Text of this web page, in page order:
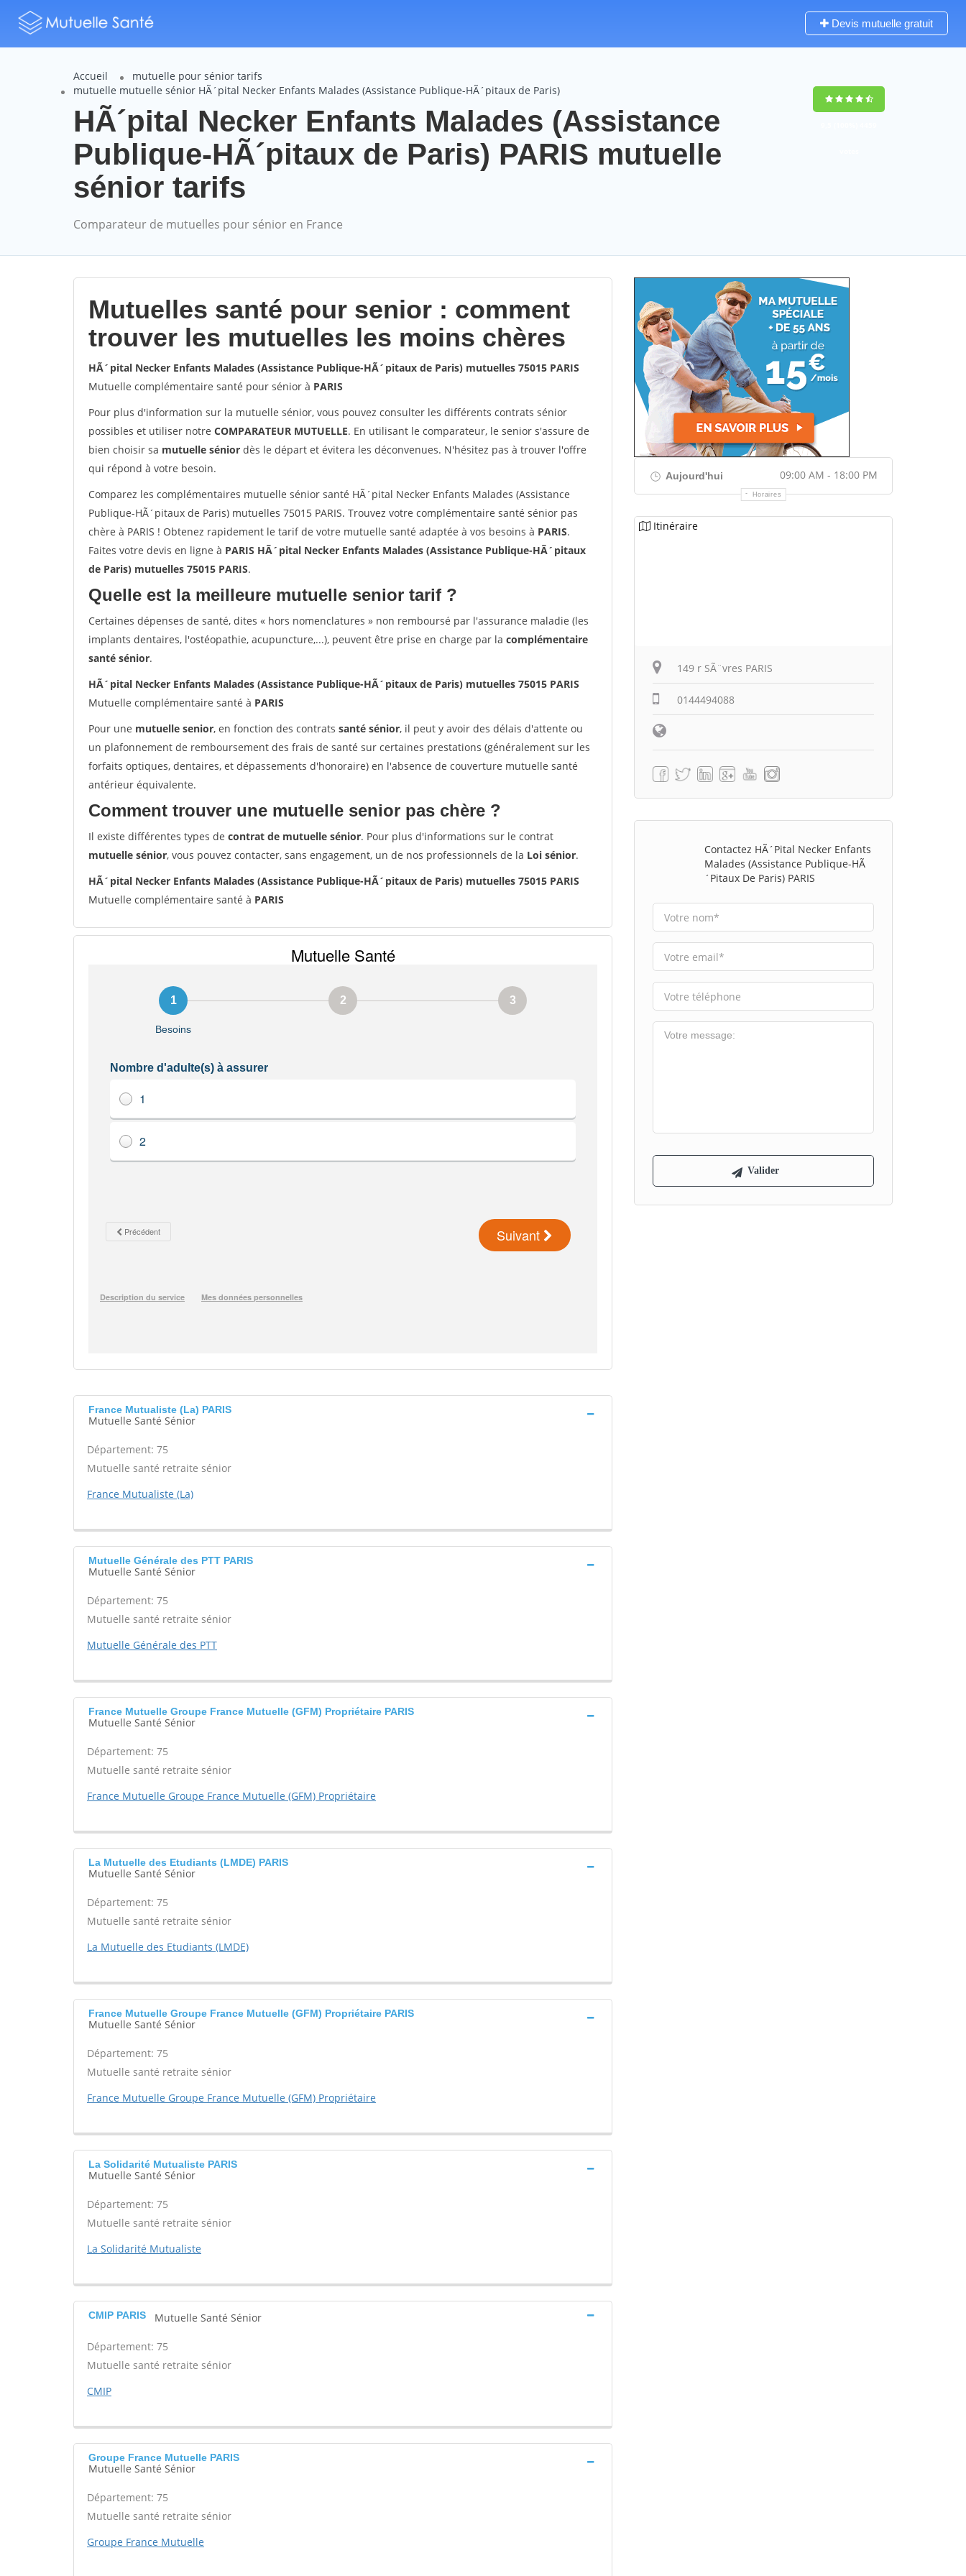
Devis mutuelle gratuit
Accueil
mutuelle pour sénior tarifs
mutuelle mutuelle sénior HÃ´pital Necker Enfants Malades (Assistance Publique-HÃ´pitaux de Paris)
HÃ´pital Necker Enfants Malades (Assistance
Publique-HÃ´pitaux de Paris) PARIS mutuelle
sénior tarifs
Comparateur de mutuelles pour sénior en France
Mutuelles santé pour senior : comment
trouver les mutuelles les moins chères
HÃ´pital Necker Enfants Malades (Assistance Publique-HÃ´pitaux de Paris) mutuelles 75015 PARIS
Mutuelle complémentaire santé pour sénior à PARIS
Pour plus d'information sur la mutuelle sénior, vous pouvez consulter les différents contrats sénior
possibles et utiliser notre COMPARATEUR MUTUELLE. En utilisant le comparateur, le senior s'assure de
bien choisir sa mutuelle sénior dès le départ et évitera les déconvenues. N'hésitez pas à trouver l'offre
qui répond à votre besoin.
Comparez les complémentaires mutuelle sénior santé HÃ´pital Necker Enfants Malades (Assistance
Publique-HÃ´pitaux de Paris) mutuelles 75015 PARIS. Trouvez votre complémentaire santé sénior pas
chère à PARIS ! Obtenez rapidement le tarif de votre mutuelle santé adaptée à vos besoins à PARIS.
Faites votre devis en ligne à PARIS HÃ´pital Necker Enfants Malades (Assistance Publique-HÃ´pitaux
de Paris) mutuelles 75015 PARIS.
Quelle est la meilleure mutuelle senior tarif ?
Certaines dépenses de santé, dites « hors nomenclatures » non remboursé par l'assurance maladie (les
implants dentaires, l'ostéopathie, acupuncture,...), peuvent être prise en charge par la complémentaire
santé sénior.
HÃ´pital Necker Enfants Malades (Assistance Publique-HÃ´pitaux de Paris) mutuelles 75015 PARIS
Mutuelle complémentaire santé à PARIS
Pour une mutuelle senior, en fonction des contrats santé sénior, il peut y avoir des délais d'attente ou
un plafonnement de remboursement des frais de santé sur certaines prestations (généralement sur les
forfaits optiques, dentaires, et dépassements d'honoraire) en l'absence de couverture mutuelle santé
antérieur équivalente.
Comment trouver une mutuelle senior pas chère ?
Il existe différentes types de contrat de mutuelle sénior. Pour plus d'informations sur le contrat
mutuelle sénior, vous pouvez contacter, sans engagement, un de nos professionnels de la Loi sénior.
HÃ´pital Necker Enfants Malades (Assistance Publique-HÃ´pitaux de Paris) mutuelles 75015 PARIS
Mutuelle complémentaire santé à PARIS
France Mutualiste (La) PARIS
Mutuelle Santé Sénior
Département: 75
Mutuelle santé retraite sénior
France Mutualiste (La)
Mutuelle Générale des PTT PARIS
Mutuelle Santé Sénior
Département: 75
Mutuelle santé retraite sénior
Mutuelle Générale des PTT
France Mutuelle Groupe France Mutuelle (GFM) Propriétaire PARIS
Mutuelle Santé Sénior
Département: 75
Mutuelle santé retraite sénior
France Mutuelle Groupe France Mutuelle (GFM) Propriétaire
La Mutuelle des Etudiants (LMDE) PARIS
Mutuelle Santé Sénior
Département: 75
Mutuelle santé retraite sénior
La Mutuelle des Etudiants (LMDE)
France Mutuelle Groupe France Mutuelle (GFM) Propriétaire PARIS
Mutuelle Santé Sénior
Département: 75
Mutuelle santé retraite sénior
France Mutuelle Groupe France Mutuelle (GFM) Propriétaire
La Solidarité Mutualiste PARIS
Mutuelle Santé Sénior
Département: 75
Mutuelle santé retraite sénior
La Solidarité Mutualiste
CMIP PARIS Mutuelle Santé Sénior
Département: 75
Mutuelle santé retraite sénior
CMIP
Groupe France Mutuelle PARIS
Mutuelle Santé Sénior
Département: 75
Mutuelle santé retraite sénior
Groupe France Mutuelle
Aujourd'hui 09:00 AM - 18:00 PM
Horaires
Itinéraire
149 r SÃ¨vres PARIS
0144494088
Contactez HÃ´pital Necker Enfants
Malades (Assistance Publique-HÃ
´pitaux De Paris) PARIS